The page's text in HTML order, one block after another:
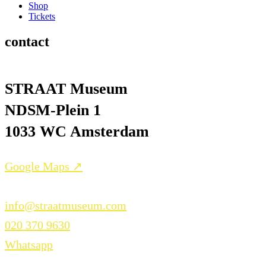
Shop
Tickets
contact
STRAAT Museum
NDSM-Plein 1
1033 WC Amsterdam
Google Maps ↗
info@straatmuseum.com
020 370 9630
Whatsapp